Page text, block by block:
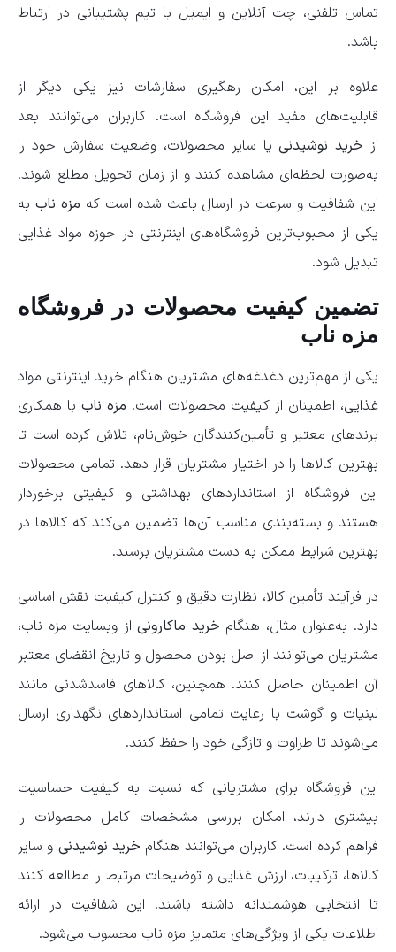
تماس تلفنی، چت آنلاین و ایمیل با تیم پشتیبانی در ارتباط
باشد.
علاوه بر این، امکان رهگیری سفارشات نیز یکی دیگر از
قابلیت‌های مفید این فروشگاه است. کاربران می‌توانند بعد
از خرید نوشیدنییا سایر محصولات، وضعیت سفارش خود را
به‌صورت لحظه‌ای مشاهده کنند و از زمان تحویل مطلع شوند.
این شفافیت و سرعت در ارسال باعث شده است که مزه ناب به
یکی از محبوب‌ترین فروشگاه‌های اینترنتی در حوزه مواد غذایی
تبدیل شود.
تضمین کیفیت محصولات در فروشگاه
مزه ناب
یکی از مهم‌ترین دغدغه‌های مشتریان هنگام خرید اینترنتی مواد
غذایی، اطمینان از کیفیت محصولات است. مزه ناببا همکاری
برندهای معتبر و تأمین‌کنندگان خوش‌نام، تلاش کرده است تا
بهترین کالاها را در اختیار مشتریان قرار دهد. تمامی محصولات
این فروشگاه از استانداردهای بهداشتی و کیفیتی برخوردار
هستند و بسته‌بندی مناسب آن‌ها تضمین می‌کند که کالاها در
بهترین شرایط ممکن به دست مشتریان برسند.
در فرآیند تأمین کالا، نظارت دقیق و کنترل کیفیت نقش اساسی
دارد. به‌عنوان مثال، هنگام خرید ماکارونیاز وبسایت مزه ناب،
مشتریان می‌توانند از اصل بودن محصول و تاریخ انقضای معتبر
آن اطمینان حاصل کنند. همچنین، کالاهای فاسدشدنی مانند
لبنیات و گوشت با رعایت تمامی استانداردهای نگهداری ارسال
می‌شوند تا طراوت و تازگی خود را حفظ کنند.
این فروشگاه برای مشتریانی که نسبت به کیفیت حساسیت
بیشتری دارند، امکان بررسی مشخصات کامل محصولات را
فراهم کرده است. کاربران می‌توانند هنگام خرید نوشیدنی و سایر
کالاها، ترکیبات، ارزش غذایی و توضیحات مرتبط را مطالعه کنند
تا انتخابی هوشمندانه داشته باشند. این شفافیت در ارائه
اطلاعات یکی از ویژگی‌های متمایز مزه ناب محسوب می‌شود.